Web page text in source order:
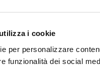
i cookie
per personalizzare
funzionalità dei social
movimento, può
dei secondi centrale
decentrati, integrati